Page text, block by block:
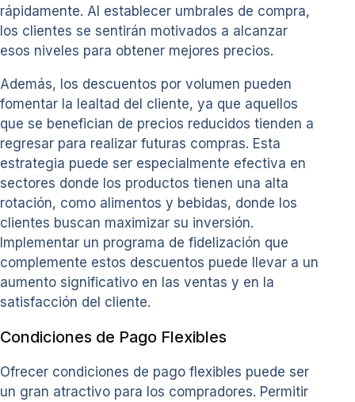
rápidamente. Al establecer umbrales de compra,
los clientes se sentirán motivados a alcanzar
esos niveles para obtener mejores precios.
Además, los descuentos por volumen pueden
fomentar la lealtad del cliente, ya que aquellos
que se benefician de precios reducidos tienden a
regresar para realizar futuras compras. Esta
estrategia puede ser especialmente efectiva en
sectores donde los productos tienen una alta
rotación, como alimentos y bebidas, donde los
clientes buscan maximizar su inversión.
Implementar un programa de fidelización que
complemente estos descuentos puede llevar a un
aumento significativo en las ventas y en la
satisfacción del cliente.
Condiciones de Pago Flexibles
Ofrecer condiciones de pago flexibles puede ser
un gran atractivo para los compradores. Permitir